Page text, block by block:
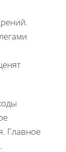
Главное